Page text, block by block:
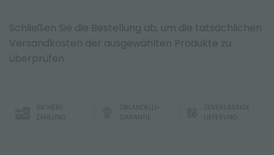
Schließen Sie die Bestellung ab, um die tatsächlichen
Versandkosten der ausgewählten Produkte zu
überprüfen.
SICHERE
ZAHLUNG
ORLANDELLI-
GARANTIE
ZUVERLÄSSIGE
LIEFERUNG